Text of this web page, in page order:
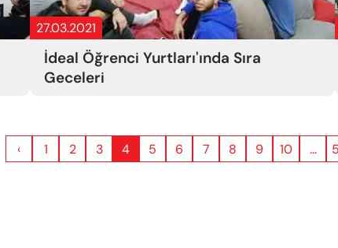
27.03.2021
İdeal Öğrenci Yurtları'ında Sıra
Geceleri
‹ 1 2 3 4 5 6 7 8 9 10 ...